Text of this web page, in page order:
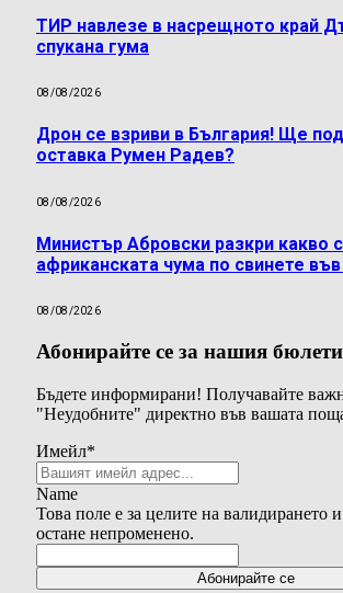
ТИР навлезе в насрещното край
спукана гума
08/08/2026
Дрон се взриви в България! Ще
оставка Румен Радев?
08/08/2026
Министър Абровски разкри какво
африканската чума по свинете
08/08/2026
Абонирайте се за нашия
Бъдете информирани! Получавайте
"Неудобните" директно във вашата
Имейл*
Name
Това поле е за целите на валидирането
остане непроменено.